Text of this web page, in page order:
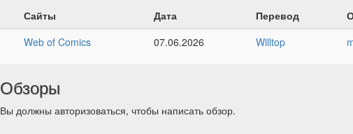
Сайты Дата Перевод
Web of Comics
07.06.2026 Willtop
Обзоры
Вы должны авторизоваться, чтобы написать обзор.